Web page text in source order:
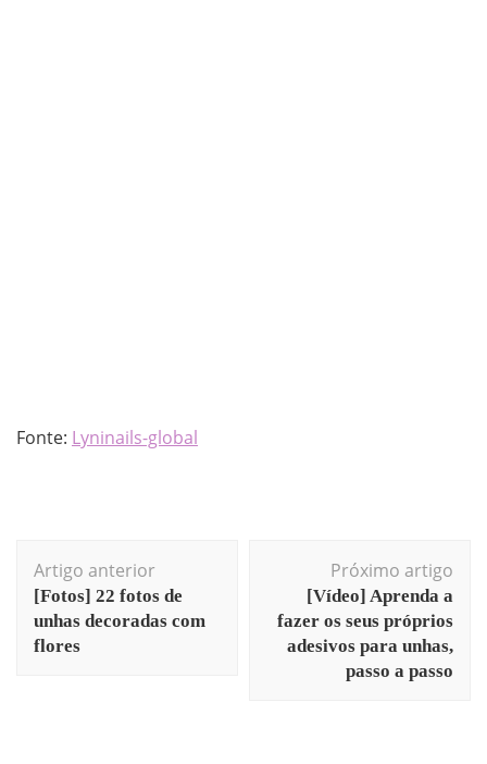
Fonte: Lyninails-global
Artigo anterior
[Fotos] 22 fotos de
unhas decoradas com
flores
Próximo artigo
[Vídeo] Aprenda a
fazer os seus próprios
adesivos para unhas,
passo a passo